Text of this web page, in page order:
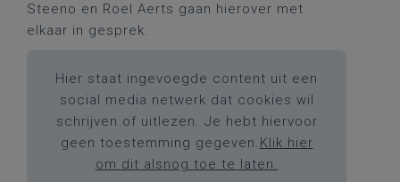
Steeno en Roel Aerts gaan hierover met
elkaar in gesprek.
Hier staat ingevoegde content uit een
social media netwerk dat cookies wil
schrijven of uitlezen. Je hebt hiervoor
geen toestemming gegeven. Klik hier
om dit alsnog toe te laten.